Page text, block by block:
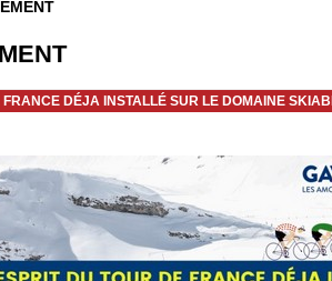
FRANCE DÉJA INSTALLÉ SUR LE DOMAINE